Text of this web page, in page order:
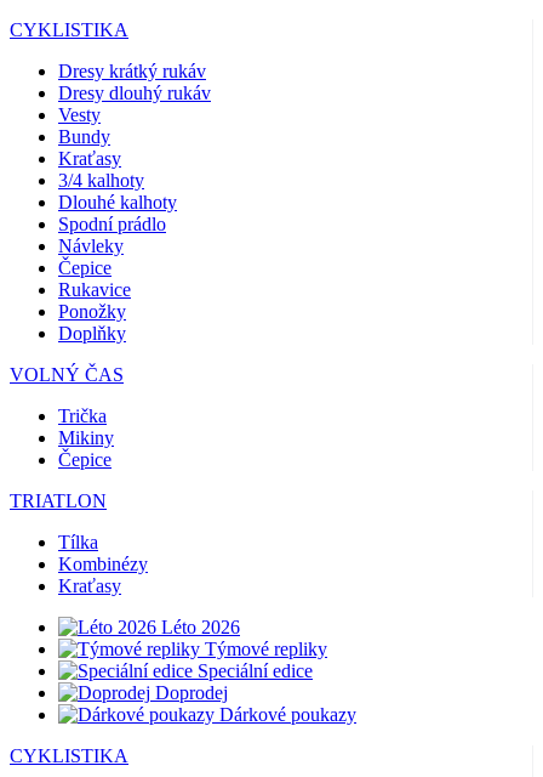
CYKLISTIKA
Dresy krátký rukáv
Dresy dlouhý rukáv
Vesty
Bundy
Kraťasy
3/4 kalhoty
Dlouhé kalhoty
Spodní prádlo
Návleky
Čepice
Rukavice
Ponožky
Doplňky
VOLNÝ ČAS
Trička
Mikiny
Čepice
TRIATLON
Tílka
Kombinézy
Kraťasy
Léto 2026
Týmové repliky
Speciální edice
Doprodej
Dárkové poukazy
CYKLISTIKA